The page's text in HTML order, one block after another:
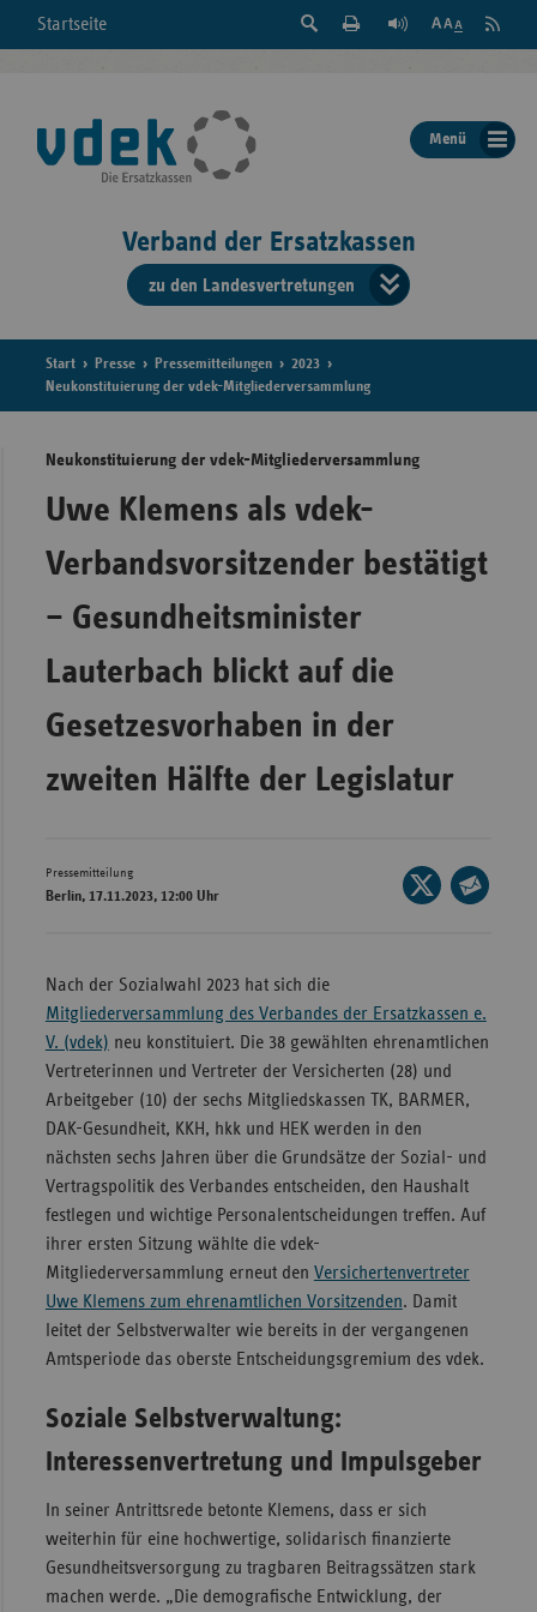
Startseite
Suche
der
Seite
Feed
Menü
Verband der Ersatzkassen
zu den Landesvertretungen
der
Start Presse Pressemitteilungen
2023
Neukonstituierung der vdek-Mitgliederversammlung
Neukonstituierung der vdek-Mitgliederversammlung
Uwe Klemens als vdek-
Verbandsvorsitzender bestätigt
– Gesundheitsminister
Lauterbach blickt auf die
Gesetzesvorhaben in der
zweiten Hälfte der Legislatur
Pressemitteilung
Berlin, 17.11.2023, 12:00 Uhr
Seite
auf
Nach der Sozialwahl 2023 hat sich die
Mitgliederversammlung des Verbandes der Ersatzkassen e.
V. (vdek) neu konstituiert. Die 38 gewählten ehrenamtlichen
Vertreterinnen und Vertreter der Versicherten (28) und
Arbeitgeber (10) der sechs Mitgliedskassen TK, BARMER,
DAK-Gesundheit, KKH, hkk und HEK werden in den
nächsten sechs Jahren über die Grundsätze der Sozial- und
Vertragspolitik des Verbandes entscheiden, den Haushalt
festlegen und wichtige Personalentscheidungen treffen. Auf
ihrer ersten Sitzung wählte die vdek-
Mitgliederversammlung erneut den Versichertenvertreter
Uwe Klemens zum ehrenamtlichen Vorsitzenden. Damit
leitet der Selbstverwalter wie bereits in der vergangenen
Amtsperiode das oberste Entscheidungsgremium des vdek.
Soziale Selbstverwaltung:
Interessenvertretung und Impulsgeber
In seiner Antrittsrede betonte Klemens, dass er sich
weiterhin für eine hochwertige, solidarisch finanzierte
Gesundheitsversorgung zu tragbaren Beitragssätzen stark
machen werde. „Die demografische Entwicklung, der